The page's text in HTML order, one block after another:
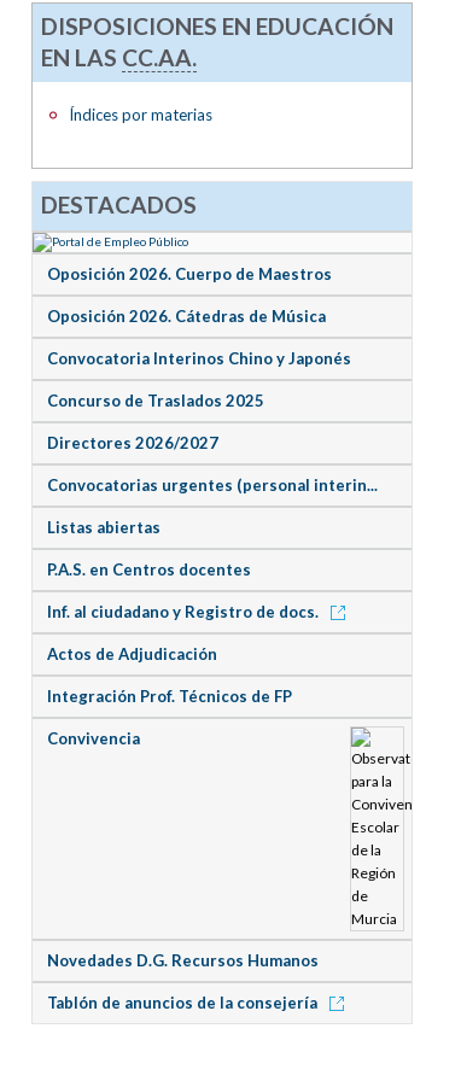
DISPOSICIONES EN EDUCACIÓN
EN LAS CC.AA.
Índices por materias
DESTACADOS
Oposición 2026. Cuerpo de Maestros
Oposición 2026. Cátedras de Música
Convocatoria Interinos Chino y Japonés
Concurso de Traslados 2025
Directores 2026/2027
Convocatorias urgentes (personal interin...
Listas abiertas
P.A.S. en Centros docentes
Inf. al ciudadano y Registro de docs.
Actos de Adjudicación
Integración Prof. Técnicos de FP
Convivencia
Novedades D.G. Recursos Humanos
Tablón de anuncios de la consejería